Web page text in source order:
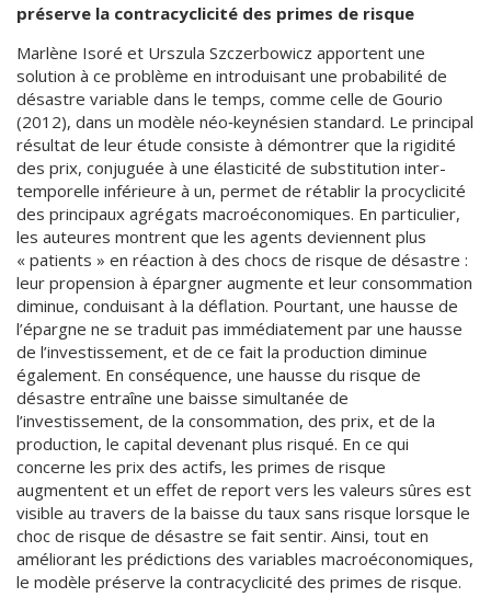
préserve la contracyclicité des primes de risque
Marlène Isoré et Urszula Szczerbowicz apportent une
solution à ce problème en introduisant une probabilité de
désastre variable dans le temps, comme celle de Gourio
(2012), dans un modèle néo‑keynésien standard. Le principal
résultat de leur étude consiste à démontrer que la rigidité
des prix, conjuguée à une élasticité de substitution inter-
temporelle inférieure à un, permet de rétablir la procyclicité
des principaux agrégats macroéconomiques. En particulier,
les auteures montrent que les agents deviennent plus
« patients » en réaction à des chocs de risque de désastre :
leur propension à épargner augmente et leur consommation
diminue, conduisant à la déflation. Pourtant, une hausse de
l’épargne ne se traduit pas immédiatement par une hausse
de l’investissement, et de ce fait la production diminue
également. En conséquence, une hausse du risque de
désastre entraîne une baisse simultanée de
l’investissement, de la consommation, des prix, et de la
production, le capital devenant plus risqué. En ce qui
concerne les prix des actifs, les primes de risque
augmentent et un effet de report vers les valeurs sûres est
visible au travers de la baisse du taux sans risque lorsque le
choc de risque de désastre se fait sentir. Ainsi, tout en
améliorant les prédictions des variables macroéconomiques,
le modèle préserve la contracyclicité des primes de risque.